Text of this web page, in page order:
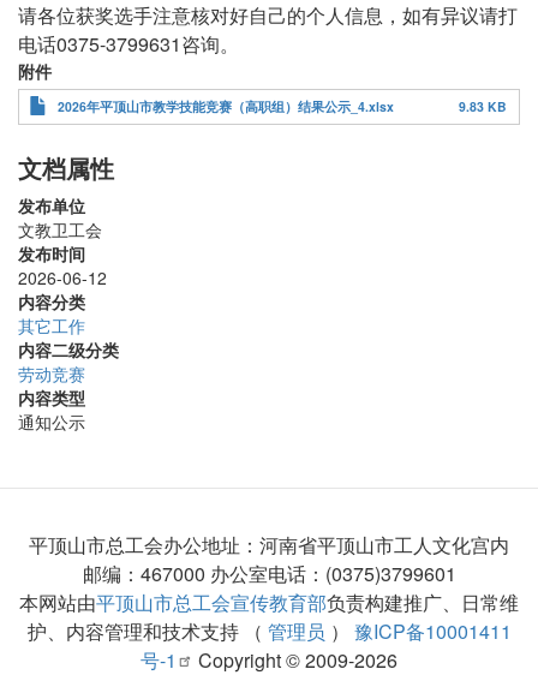
请各位获奖选手注意核对好自己的个人信息，如有异议请打
电话0375-3799631咨询。
附件
2026年平顶山市教学技能竞赛（高职组）结果公示_4.xlsx 9.83 KB
文档属性
发布单位
文教卫工会
发布时间
2026-06-12
内容分类
其它工作
内容二级分类
劳动竞赛
内容类型
通知公示
平顶山市总工会办公地址：河南省平顶山市工人文化宫内
邮编：467000 办公室电话：(0375)3799601
本网站由平顶山市总工会宣传教育部负责构建推广、日常维
护、内容管理和技术支持 （ 管理员 ） 豫ICP备10001411
号-1
Copyright © 2009-2026